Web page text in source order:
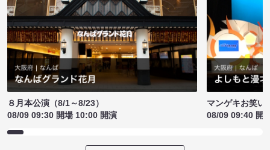
８月本公演（8/1～8/23）
08/09 09:30 開場 10:00 開演
マンゲキお笑い
08/09 09:40 開